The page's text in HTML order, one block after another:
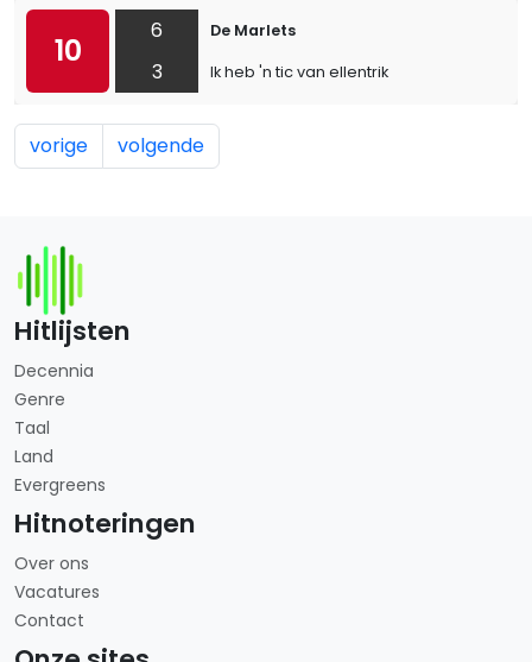
10
6
3
De Marlets
Ik heb 'n tic van ellentrik
vorige volgende
Hitlijsten
Decennia
Genre
Taal
Land
Evergreens
Hitnoteringen
Over ons
Vacatures
Contact